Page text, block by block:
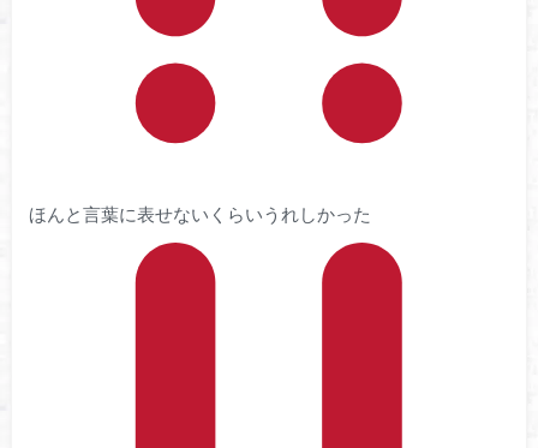
ほんと言葉に表せないくらいうれしかった